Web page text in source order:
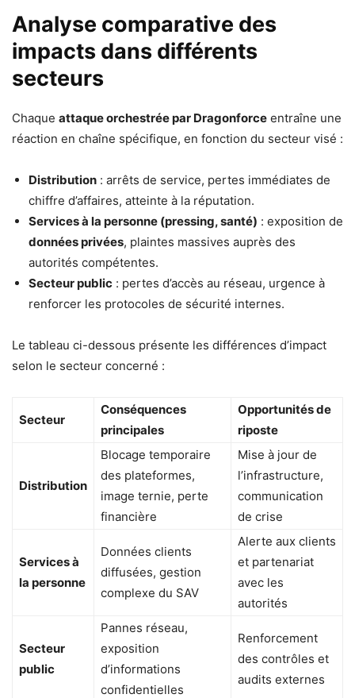
Analyse comparative des
impacts dans différents
secteurs
Chaque attaque orchestrée par Dragonforce entraîne une
réaction en chaîne spécifique, en fonction du secteur visé :
Distribution : arrêts de service, pertes immédiates de
chiffre d’affaires, atteinte à la réputation.
Services à la personne (pressing, santé) : exposition de
données privées, plaintes massives auprès des
autorités compétentes.
Secteur public : pertes d’accès au réseau, urgence à
renforcer les protocoles de sécurité internes.
Le tableau ci-dessous présente les différences d’impact
selon le secteur concerné :
Secteur
Conséquences
principales
Opportunités de
riposte
Distribution
Blocage temporaire
des plateformes,
image ternie, perte
financière
Mise à jour de
l’infrastructure,
communication
de crise
Services à
la personne
Données clients
diffusées, gestion
complexe du SAV
Alerte aux clients
et partenariat
avec les
autorités
Secteur
public
Pannes réseau,
exposition
d’informations
confidentielles
Renforcement
des contrôles et
audits externes